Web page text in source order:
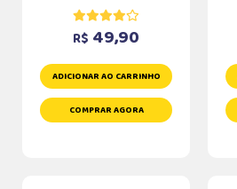
R$ 49,90
ADICIONAR AO CARRINHO
COMPRAR AGORA